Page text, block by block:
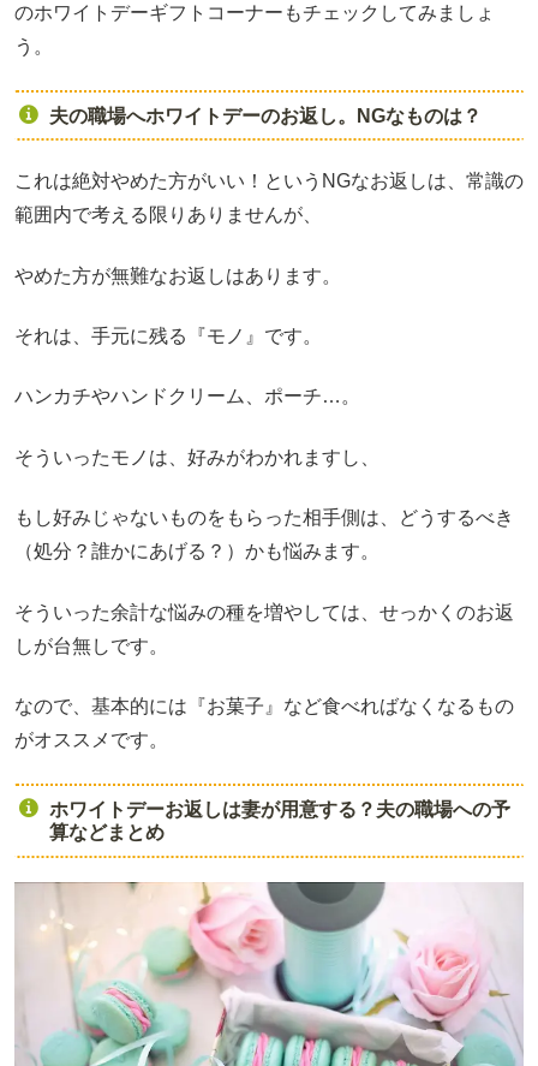
のホワイトデーギフトコーナーもチェックしてみましょ
う。
夫の職場へホワイトデーのお返し。NGなものは？
これは絶対やめた方がいい！というNGなお返しは、常識の
範囲内で考える限りありませんが、
やめた方が無難なお返しはあります。
それは、手元に残る『モノ』です。
ハンカチやハンドクリーム、ポーチ…。
そういったモノは、好みがわかれますし、
もし好みじゃないものをもらった相手側は、どうするべき
（処分？誰かにあげる？）かも悩みます。
そういった余計な悩みの種を増やしては、せっかくのお返
しが台無しです。
なので、基本的には『お菓子』など食べればなくなるもの
がオススメです。
ホワイトデーお返しは妻が用意する？夫の職場への予
算などまとめ